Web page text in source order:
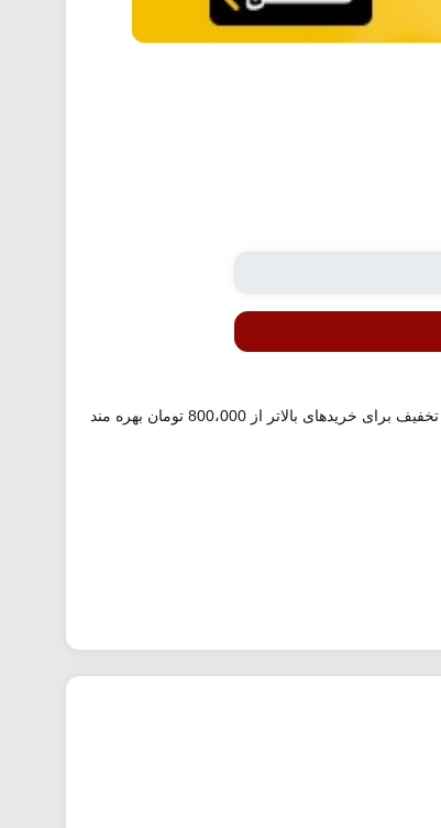
با استفاده از کد تخفیف معرفی شده می توانید از 55،000 تومان تخفیف برای خریدهای بالاتر از 400،000 تومان و 120،000 تومان تخفیف برای خریدهای بالاتر از 800،000 تومان بهره مند